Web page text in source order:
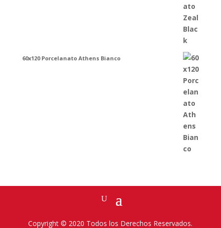
60x120 Porcelanato Athens Bianco
Copyright © 2020 Todos los Derechos Reservados.